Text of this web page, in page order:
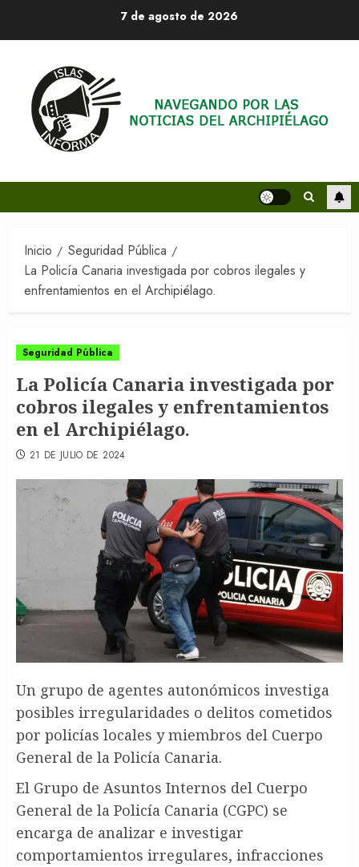
7 de agosto de 2026
Inicio
Seguridad Pública
La Policía Canaria investigada por cobros ilegales y
enfrentamientos en el Archipiélago.
Seguridad Pública
La Policía Canaria investigada por
cobros ilegales y enfrentamientos
en el Archipiélago.
21 DE JULIO DE 2024
Un grupo de agentes autonómicos investiga
posibles irregularidades o delitos cometidos
por policías locales y miembros del Cuerpo
General de la Policía Canaria.
El Grupo de Asuntos Internos del Cuerpo
General de la Policía Canaria (CGPC) se
encarga de analizar e investigar
comportamientos irregulares, infracciones